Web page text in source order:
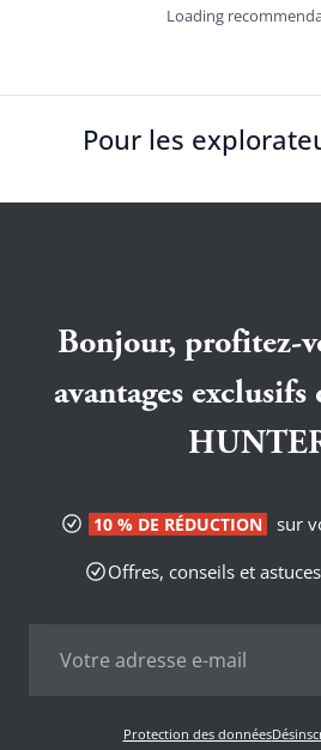
Loading
Pour les
Bonjour, profitez-
avantages
10 % DE RÉDUCTION
sur
Offres, conseils et
Protection des données